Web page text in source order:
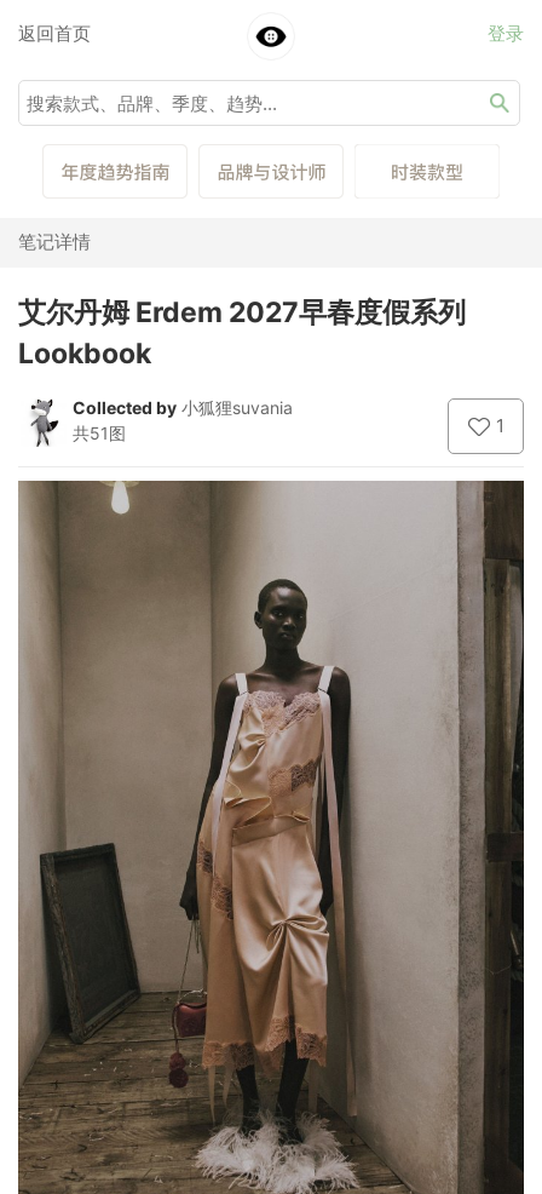
返回首页 登录
笔记详情
艾尔丹姆 Erdem 2027早春度假系列
Lookbook
Collected by 小狐狸suvania
共51图
1